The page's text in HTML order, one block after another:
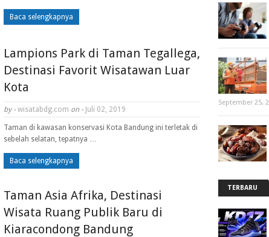
Baca selengkapnya
Lampions Park di Taman Tegallega,
Destinasi Favorit Wisatawan Luar
Kota
by - wisatabdg.com on - Juli 02, 2019
Taman di kawasan konservasi Kota Bandung ini terletak di
sebelah selatan, tepatnya …
Baca selengkapnya
Taman Asia Afrika, Destinasi
Wisata Ruang Publik Baru di
Kiaracondong Bandung
September 25,
TERBARU